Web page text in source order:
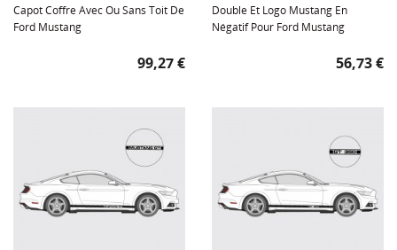
Capot Coffre Avec Ou Sans Toit De
Ford Mustang
Prix
99,27 €
Double Et Logo Mustang En
Négatif Pour Ford Mustang
Prix
56,73 €